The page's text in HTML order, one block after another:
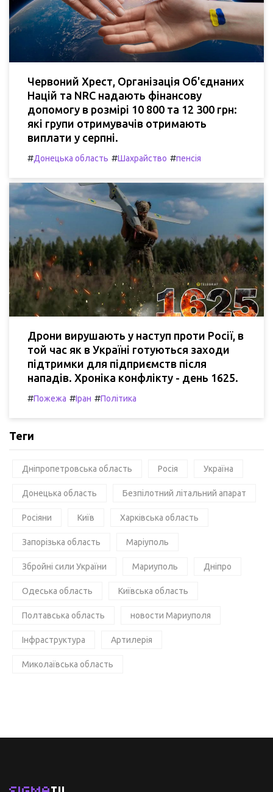
Червоний Хрест, Організація Об'єднаних
Націй та NRC надають фінансову
допомогу в розмірі 10 800 та 12 300 грн:
які групи отримувачів отримають
виплати у серпні.
#Донецька область #Шахрайство #пенсія
Дрони вирушають у наступ проти Росії, в
той час як в Україні готуються заходи
підтримки для підприємств після
нападів. Хроніка конфлікту - день 1625.
#Пожежа #Іран #Політика
Теги
Дніпропетровська область Росія Україна
Донецька область Безпілотний літальний апарат
Росіяни Київ Харківська область
Запорізька область Маріуполь
Збройні сили України Мариуполь Дніпро
Одеська область Київська область
Полтавська область новости Мариуполя
Інфраструктура Артилерія
Миколаївська область